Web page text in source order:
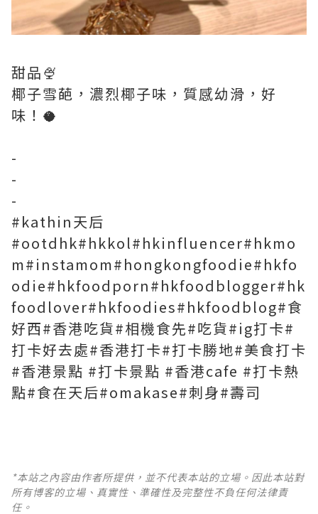
甜品🍨
椰子雪葩，濃烈椰子味，質感幼滑，好
味！🥥
-
-
-
#kathin天后
#ootdhk#hkkol#hkinfluencer#hkmo
m#instamom#hongkongfoodie#hkfo
odie#hkfoodporn#hkfoodblogger#hk
foodlover#hkfoodies#hkfoodblog#食
好西#香港吃貨#相機食先#吃貨#ig打卡#
打卡好去處#香港打卡#打卡勝地#美食打卡
#香港景點 #打卡景點 #香港cafe #打卡熱
點#食在天后#omakase#刺身#壽司
*本站之內容由作者所提供，並不代表本站的立場。因此本站對
所有博客的立場、真實性、準確性及完整性不負任何法律責
任。